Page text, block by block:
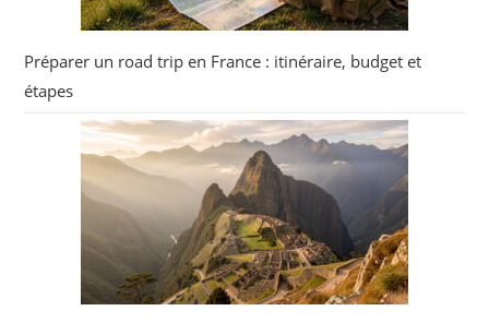
Préparer un road trip en France : itinéraire, budget et
étapes